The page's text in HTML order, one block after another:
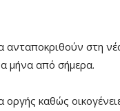
ανταποκριθούν στη
μήνα από σήμερα.
οργής καθώς